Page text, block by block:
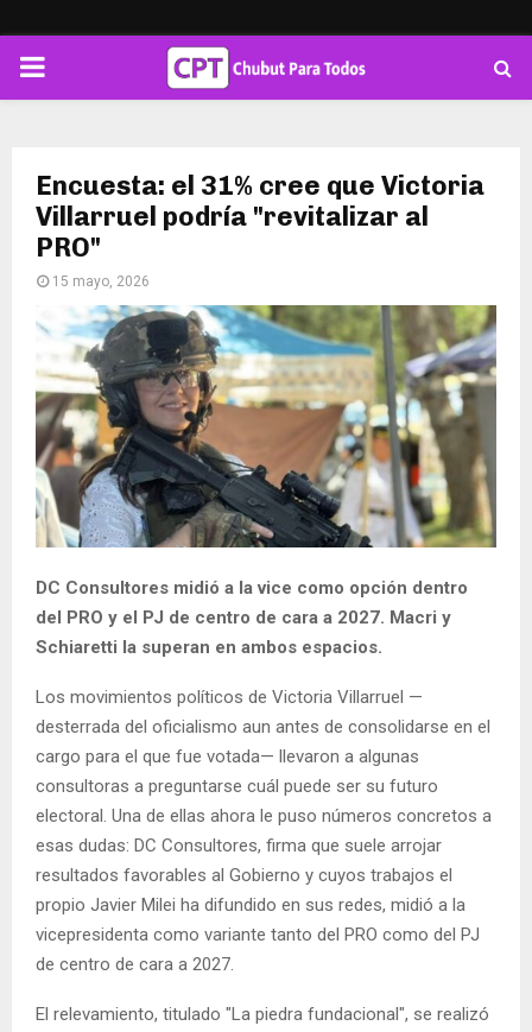
PRIMARY
Encuesta: el 31% cree que Victoria
Villarruel podría "revitalizar al
PRO"
15 mayo, 2026
DC Consultores midió a la vice como opción dentro
del PRO y el PJ de centro de cara a 2027. Macri y
Schiaretti la superan en ambos espacios.
Los movimientos políticos de Victoria Villarruel —
desterrada del oficialismo aun antes de consolidarse en el
cargo para el que fue votada— llevaron a algunas
consultoras a preguntarse cuál puede ser su futuro
electoral. Una de ellas ahora le puso números concretos a
esas dudas: DC Consultores, firma que suele arrojar
resultados favorables al Gobierno y cuyos trabajos el
propio Javier Milei ha difundido en sus redes, midió a la
vicepresidenta como variante tanto del PRO como del PJ
de centro de cara a 2027.
El relevamiento, titulado "La piedra fundacional", se realizó